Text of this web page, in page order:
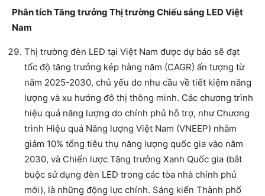
Phân tích Tăng trưởng Thị trường Chiếu sáng LED Việt
Nam
Thị trường đèn LED tại Việt Nam được dự báo sẽ đạt
tốc độ tăng trưởng kép hàng năm (CAGR) ấn tượng từ
năm 2025-2030, chủ yếu do nhu cầu về tiết kiệm năng
lượng và xu hướng đô thị thông minh. Các chương trình
hiệu quả năng lượng do chính phủ hỗ trợ, như Chương
trình Hiệu quả Năng lượng Việt Nam (VNEEP) nhằm
giảm 10% tổng tiêu thụ năng lượng quốc gia vào năm
2030, và Chiến lược Tăng trưởng Xanh Quốc gia (bắt
buộc sử dụng đèn LED trong các tòa nhà chính phủ
mới), là những động lực chính. Sáng kiến Thành phố